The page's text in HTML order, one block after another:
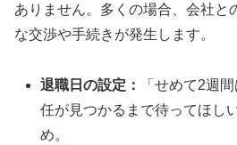
ありません。多くの場合、会社と
な交渉や手続きが発生します。
退職日の設定：
「せめて2週
任が見つかるまで待ってほし
め。